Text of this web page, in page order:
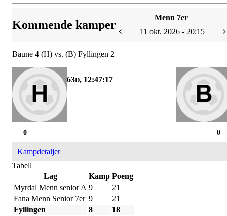
Kommende kamper
Menn 7er
11 okt. 2026 - 20:15
Baune 4 (H) vs. (B) Fyllingen 2
63D, 12:47:17
0
0
Kampdetaljer
Tabell
Lag
Kamp Poeng
Myrdal Menn senior A 9
21
Fana Menn Senior 7er 9
21
Fyllingen
8
18